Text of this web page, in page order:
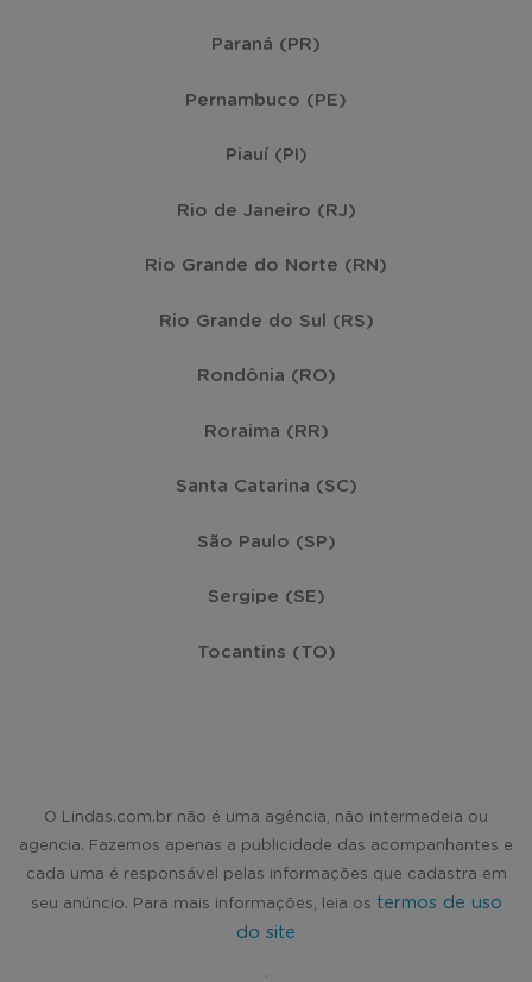
Paraná (PR)
Pernambuco (PE)
Piauí (PI)
Rio de Janeiro (RJ)
Rio Grande do Norte (RN)
Rio Grande do Sul (RS)
Rondônia (RO)
Roraima (RR)
Santa Catarina (SC)
São Paulo (SP)
Sergipe (SE)
Tocantins (TO)
O Lindas.com.br não é uma agência, não intermedeia ou
agencia. Fazemos apenas a publicidade das acompanhantes e
cada uma é responsável pelas informações que cadastra em
seu anúncio. Para mais informações, leia os termos de uso
do site
.